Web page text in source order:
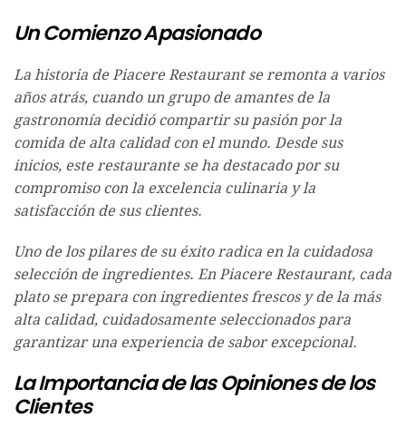
Un Comienzo Apasionado
La historia de Piacere Restaurant se remonta a varios
años atrás, cuando un grupo de amantes de la
gastronomía decidió compartir su pasión por la
comida de alta calidad con el mundo. Desde sus
inicios, este restaurante se ha destacado por su
compromiso con la excelencia culinaria y la
satisfacción de sus clientes.
Uno de los pilares de su éxito radica en la cuidadosa
selección de ingredientes. En Piacere Restaurant, cada
plato se prepara con ingredientes frescos y de la más
alta calidad, cuidadosamente seleccionados para
garantizar una experiencia de sabor excepcional.
La Importancia de las Opiniones de los
Clientes